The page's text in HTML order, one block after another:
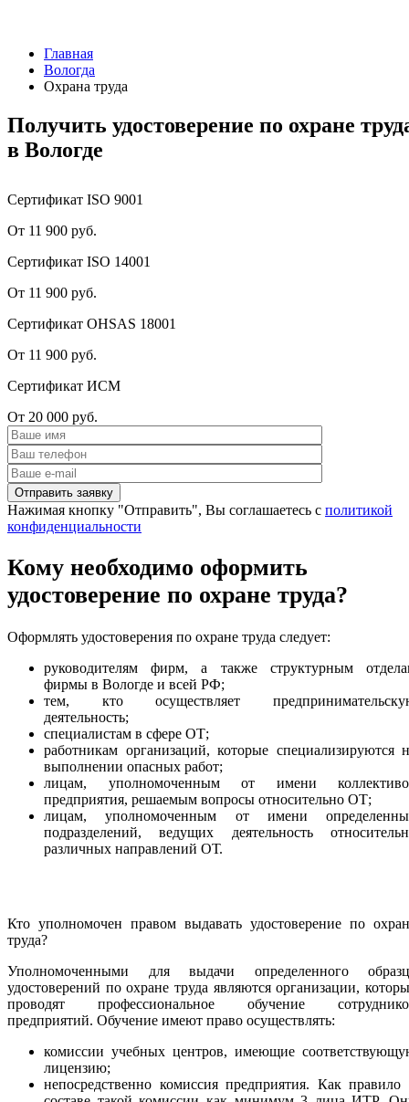
Главная
Вологда
Охрана труда
Получить удостоверение по охране
в Вологде
Сертификат ISO 9001
От 11 900 руб.
Сертификат ISO 14001
От 11 900 руб.
Сертификат OHSAS 18001
От 11 900 руб.
Сертификат ИСМ
От 20 000 руб.
Нажимая кнопку "Отправить", Вы соглашаетесь с политикой
конфиденциальности
Кому необходимо оформить
удостоверение по охране труда?
Оформлять удостоверения по охране труда следует:
руководителям фирм, а также структурным
фирмы в Вологде и всей РФ;
тем, кто осуществляет
деятельность;
специалистам в сфере ОТ;
работникам организаций, которые специализируются
выполнении опасных работ;
лицам, уполномоченным от имени
предприятия, решаемым вопросы относительно ОТ;
лицам, уполномоченным от имени
подразделений, ведущих деятельность
различных направлений ОТ.
Кто уполномочен правом выдавать удостоверение по
труда?
Уполномоченными для выдачи определенного
удостоверений по охране труда являются организации,
проводят профессиональное обучение
предприятий. Обучение имеют право осуществлять:
комиссии учебных центров, имеющие
лицензию;
непосредственно комиссия предприятия. Как правило